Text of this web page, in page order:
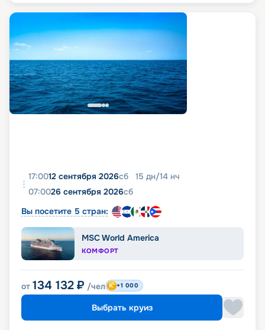
17:0012 сентября 2026сб 15 дн/14 нч
07:0026 сентября 2026сб
Вы посетите 5 стран:
MSC World America
КОМФОРТ
от 134 132 ₽ /чел +1 000
Выбрать круиз